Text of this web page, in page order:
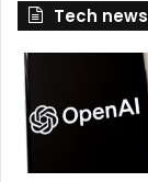
Tech news